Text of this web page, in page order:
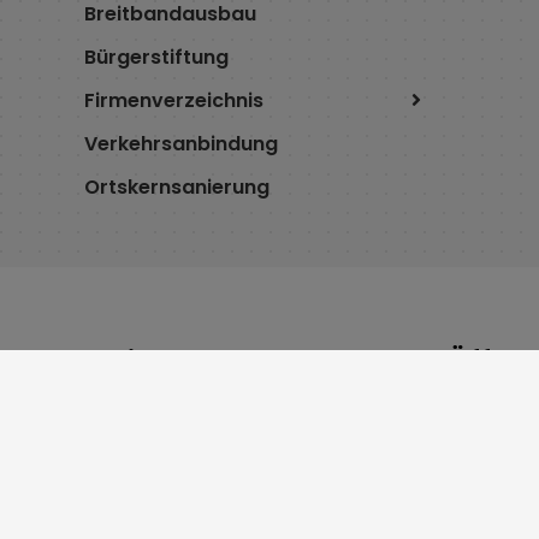
Breitbandausbau
Bürgerstiftung
Firmenverzeichnis
Verkehrsanbindung
Ortskernsanierung
Service